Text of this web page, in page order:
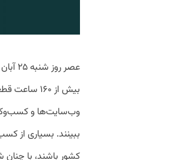
بیش از
وب‌سایت‌ها و
ببینند. بسیاری از
کشور باشند، با